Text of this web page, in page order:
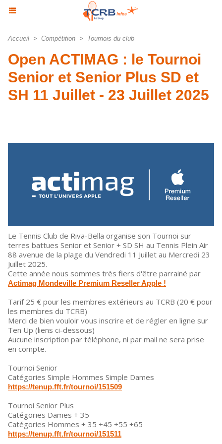
Accueil > Compétition > Tournois du club
Open ACTIMAG : le Tournoi
Senior et Senior Plus SD et
SH 11 Juillet - 23 Juillet 2025
Le Tennis Club de Riva-Bella organise son Tournoi sur
terres battues Senior et Senior + SD SH au Tennis Plein Air
88 avenue de la plage du Vendredi 11 Juillet au Mercredi 23
Juillet 2025.
Cette année nous sommes très fiers d'être parrainé par
Actimag Mondeville Premium Reseller Apple !
Tarif 25 € pour les membres extérieurs au TCRB (20 € pour
les membres du TCRB)
Merci de bien vouloir vous inscrire et de régler en ligne sur
Ten Up (liens ci-dessous)
Aucune inscription par téléphone, ni par mail ne sera prise
en compte.
Tournoi Senior
Catégories Simple Hommes Simple Dames
https://tenup.fft.fr/tournoi/151509
Tournoi Senior Plus
Catégories Dames + 35
Catégories Hommes + 35 +45 +55 +65
https://tenup.fft.fr/tournoi/151511